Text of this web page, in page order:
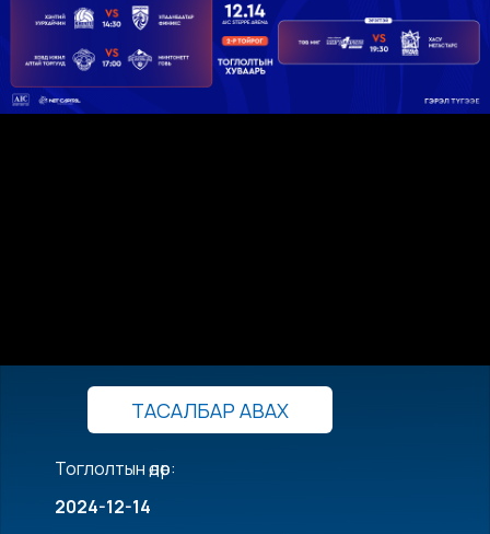
ТАСАЛБАР АВАХ
Тоглолтын өдөр:
2024-12-14